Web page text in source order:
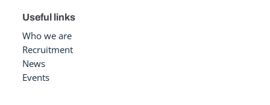
Useful links
Who we are
Recruitment
News
Events